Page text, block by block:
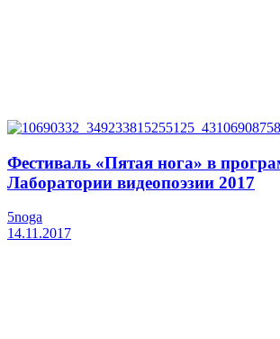
Фестиваль «Пятая нога» в
Лаборатории видеопоэзии 2017
5noga
14.11.2017